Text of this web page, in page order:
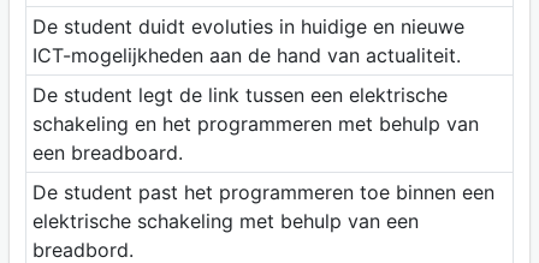
De student duidt evoluties in huidige en nieuwe
ICT-mogelijkheden aan de hand van actualiteit.
De student legt de link tussen een elektrische
schakeling en het programmeren met behulp van
een breadboard.
De student past het programmeren toe binnen een
elektrische schakeling met behulp van een
breadbord.